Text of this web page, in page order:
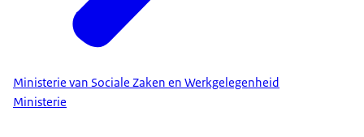
Ministerie van Sociale Zaken en Werkgelegenheid
Ministerie